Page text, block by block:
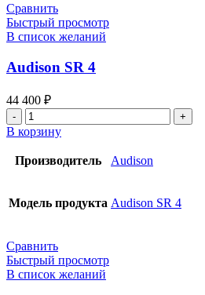
Сравнить
Быстрый просмотр
В список желаний
Audison SR 4
44 400 ₽
В корзину
Производитель Audison
Модель продукта Audison SR 4
Сравнить
Быстрый просмотр
В список желаний